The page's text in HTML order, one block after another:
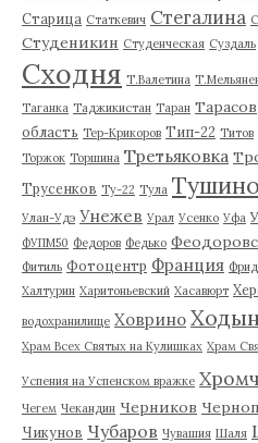
Старица Статкевич Стегалина
Студеникин Студенческая Суздаль
Сходня Т.Валетина
Таганка Таджикистан Таран Тарасов
область Тер-Крикоров Тип-22 Титов
Торжок Торшина Третьяковка
Трусенков Ту-22 Тула Тушино
Улан-Удэ Унежев Урал Усенко Уфа
ФУПМ50 Федоров Федько
Фитиль Фотоцентр Франция
Халтурин Харитоньевский Хасавюрт
водохранилище Ховрино
Храм Всех Святых на Кулишках Храм
Успения на Успенском вражке
Чегем Чекандин Черников
Чикунов Чубаров Чувашия Шаля